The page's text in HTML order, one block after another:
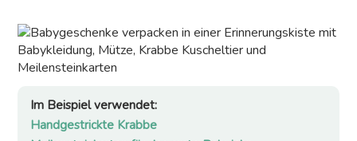
Im Beispiel verwendet:
Handgestrickte Krabbe